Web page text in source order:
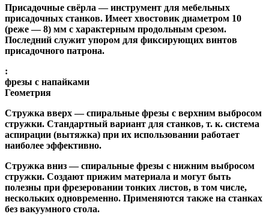
Присадочные свёрла — инструмент для мебельных
присадочных станков. Имеет хвостовик диаметром 10
(реже — 8) мм с характерным продольным срезом.
Последний служит упором для фиксирующих винтов
присадочного патрона.
:
фрезы с напайками
Геометрия
Стружка вверх— спиральные фрезы с верхним выбросом
стружки. Стандартный вариант для станков, т. к. система
аспирации (вытяжка) при их использовании работает
наиболее эффективно.
Стружка вниз— спиральные фрезы с нижним выбросом
стружки. Создают прижим материала и могут быть
полезны при фрезеровании тонких листов, в том числе,
нескольких одновременно. Применяются также на станках
без вакуумного стола.